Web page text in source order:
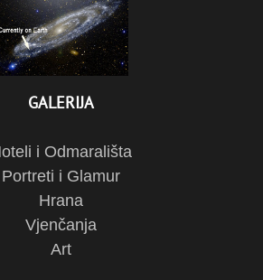
GALERIJA
i Odmarališta
Portreti i Glamur
Hrana
Vjenčanja
Art